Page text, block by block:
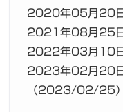
2020年05月20日
2021年08月25日
2022年03月10日
2023年02月20日
（2023/02/25）